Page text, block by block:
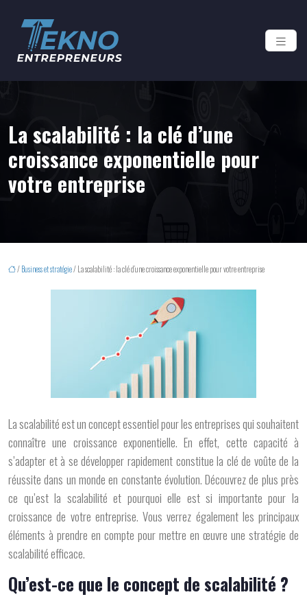
La scalabilité : la clé d’une
croissance exponentielle pour
votre entreprise
/Business et stratégie/ La scalabilité : la clé d’une croissance exponentielle pour votre entreprise
La scalabilité est un concept essentiel pour les entreprises qui souhaitent
connaître une croissance exponentielle. En effet, cette capacité à
s’adapter et à se développer rapidement constitue la clé de voûte de la
réussite dans un monde en constante évolution. Découvrez de plus près
ce qu’est la scalabilité et pourquoi elle est si importante pour la
croissance de votre entreprise. Vous verrez également les principaux
éléments à prendre en compte pour mettre en œuvre une stratégie de
scalabilité efficace.
Qu’est-ce que le concept de scalabilité ?